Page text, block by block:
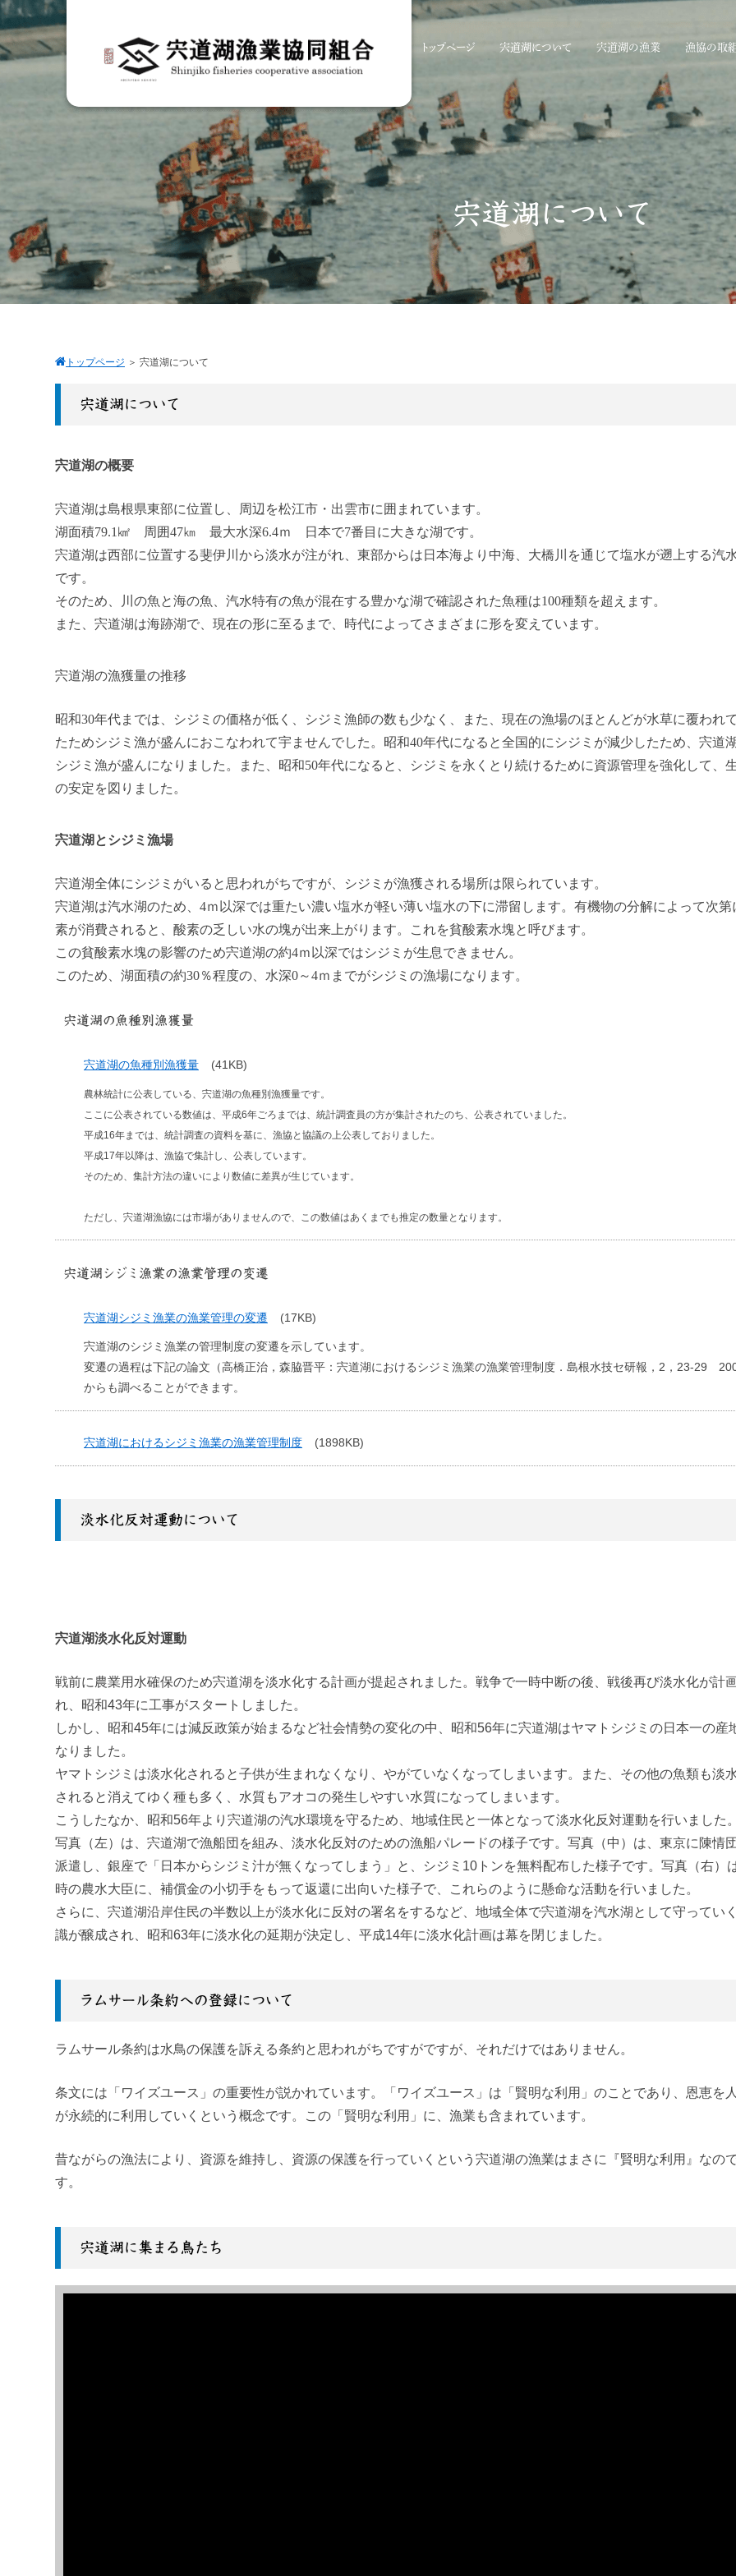
トップページ 宍道湖について 宍道湖の漁業 漁協の取
宍道湖について
トップページ ＞ 宍道湖について
宍道湖について
宍道湖の概要
宍道湖は島根県東部に位置し、周辺を松江市・出雲市に囲まれています。
湖面積79.1㎢ 周囲47㎞ 最大水深6.4ｍ 日本で7番目に大きな湖です。
宍道湖は西部に位置する斐伊川から淡水が注がれ、東部からは日本海より中海、大橋川を通じて塩水が遡上する汽
です。
そのため、川の魚と海の魚、汽水特有の魚が混在する豊かな湖で確認された魚種は100種類を超えます。
また、宍道湖は海跡湖で、現在の形に至るまで、時代によってさまざまに形を変えています。
宍道湖の漁獲量の推移
昭和30年代までは、シジミの価格が低く、シジミ漁師の数も少なく、また、現在の漁場のほとんどが水草に覆われ
たためシジミ漁が盛んにおこなわれて宇ませんでした。昭和40年代になると全国的にシジミが減少したため、宍道
シジミ漁が盛んになりました。また、昭和50年代になると、シジミを永くとり続けるために資源管理を強化して、
の安定を図りました。
宍道湖とシジミ漁場
宍道湖全体にシジミがいると思われがちですが、シジミが漁獲される場所は限られています。
宍道湖は汽水湖のため、4ｍ以深では重たい濃い塩水が軽い薄い塩水の下に滞留します。有機物の分解によって次第
素が消費されると、酸素の乏しい水の塊が出来上がります。これを貧酸素水塊と呼びます。
この貧酸素水塊の影響のため宍道湖の約4ｍ以深ではシジミが生息できません。
このため、湖面積の約30％程度の、水深0～4ｍまでがシジミの漁場になります。
宍道湖の魚種別漁獲量
宍道湖の魚種別漁獲量 (41KB)
農林統計に公表している、宍道湖の魚種別漁獲量です。
ここに公表されている数値は、平成6年ごろまでは、統計調査員の方が集計されたのち、公表されていました。
平成16年までは、統計調査の資料を基に、漁協と協議の上公表しておりました。
平成17年以降は、漁協で集計し、公表しています。
そのため、集計方法の違いにより数値に差異が生じています。
ただし、宍道湖漁協には市場がありませんので、この数値はあくまでも推定の数量となります。
宍道湖シジミ漁業の漁業管理の変遷
宍道湖シジミ漁業の漁業管理の変遷 (17KB)
宍道湖のシジミ漁業の管理制度の変遷を示しています。
変遷の過程は下記の論文（高橋正治，森脇晋平：宍道湖におけるシジミ漁業の漁業管理制度．島根水技セ研報，2，23-29
からも調べることができます。
宍道湖におけるシジミ漁業の漁業管理制度 (1898KB)
淡水化反対運動について
宍道湖淡水化反対運動
戦前に農業用水確保のため宍道湖を淡水化する計画が提起されました。戦争で一時中断の後、戦後再び淡水化が計
れ、昭和43年に工事がスタートしました。
しかし、昭和45年には減反政策が始まるなど社会情勢の変化の中、昭和56年に宍道湖はヤマトシジミの日本一の産
なりました。
ヤマトシジミは淡水化されると子供が生まれなくなり、やがていなくなってしまいます。また、その他の魚類も淡
されると消えてゆく種も多く、水質もアオコの発生しやすい水質になってしまいます。
こうしたなか、昭和56年より宍道湖の汽水環境を守るため、地域住民と一体となって淡水化反対運動を行いました。
写真（左）は、宍道湖で漁船団を組み、淡水化反対のための漁船パレードの様子です。写真（中）は、東京に陳情
派遣し、銀座で「日本からシジミ汁が無くなってしまう」と、シジミ10トンを無料配布した様子です。写真（右）
時の農水大臣に、補償金の小切手をもって返還に出向いた様子で、これらのように懸命な活動を行いました。
さらに、宍道湖沿岸住民の半数以上が淡水化に反対の署名をするなど、地域全体で宍道湖を汽水湖として守ってい
識が醸成され、昭和63年に淡水化の延期が決定し、平成14年に淡水化計画は幕を閉じました。
ラムサール条約への登録について
ラムサール条約は水鳥の保護を訴える条約と思われがちですがですが、それだけではありません。
条文には「ワイズユース」の重要性が説かれています。「ワイズユース」は「賢明な利用」のことであり、恩恵を
が永続的に利用していくという概念です。この「賢明な利用」に、漁業も含まれています。
昔ながらの漁法により、資源を維持し、資源の保護を行っていくという宍道湖の漁業はまさに『賢明な利用』なの
す。
宍道湖に集まる鳥たち